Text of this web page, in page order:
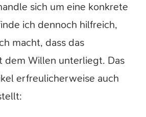
sich um eine konkrete
ich dennoch hilfreich,
macht, dass das
dem Willen unterliegt. Das
erfreulicherweise auch